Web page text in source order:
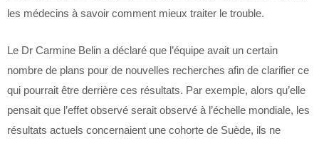
les médecins à savoir comment mieux traiter le trouble.
Le Dr Carmine Belin a déclaré que l’équipe avait un certain
nombre de plans pour de nouvelles recherches afin de clarifier ce
qui pourrait être derrière ces résultats. Par exemple, alors qu’elle
pensait que l’effet observé serait observé à l’échelle mondiale, les
résultats actuels concernaient une cohorte de Suède, ils ne